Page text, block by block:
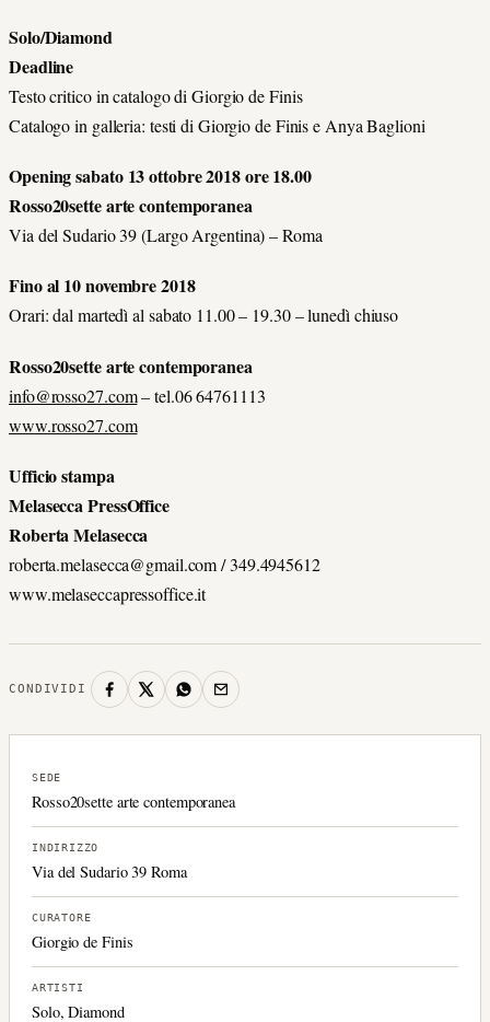
Solo/Diamond
Deadline
Testo critico in catalogo di Giorgio de Finis
Catalogo in galleria: testi di Giorgio de Finis e Anya Baglioni
Opening sabato 13 ottobre 2018 ore 18.00
Rosso20sette arte contemporanea
Via del Sudario 39 (Largo Argentina) – Roma
Fino al 10 novembre 2018
Orari: dal martedì al sabato 11.00 – 19.30 – lunedì chiuso
Rosso20sette arte contemporanea
info@rosso27.com– tel.06 64761113
www.rosso27.com
Ufficio stampa
Melasecca PressOffice
Roberta Melasecca
roberta.melasecca@gmail.com / 349.4945612
www.melaseccapressoffice.it
CONDIVIDI
SEDE
Rosso20sette arte contemporanea
INDIRIZZO
Via del Sudario 39 Roma
CURATORE
Giorgio de Finis
ARTISTI
Solo, Diamond